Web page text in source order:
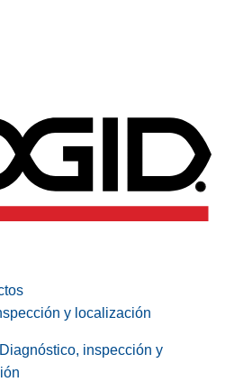
y localización
inspección y